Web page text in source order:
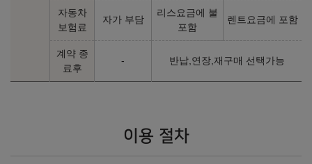
자동차
보험료
자가 부담
리스요금에 불
포함
렌트요금에 포함
계약 종
료후
- 반납,연장,재구매 선택가능
이용 절차
프리미엄
휘발유 11.7㎞/ℓ
38,570,000원
익스클루시브
휘발유 11.7
43,530,000원